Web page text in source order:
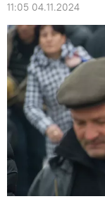
11:05 04.11.2024